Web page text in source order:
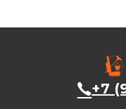
+7